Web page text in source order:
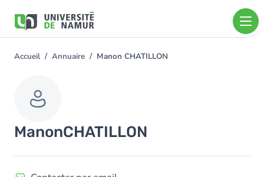
contenu
You
Accueil Annuaire Manon CHATILLON
ManonCHATILLON